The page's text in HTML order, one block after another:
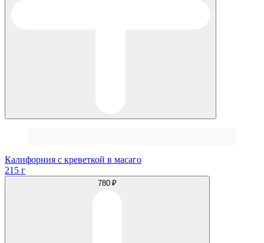
Калифорния с креветкой в масаго
215 г
780 ₽